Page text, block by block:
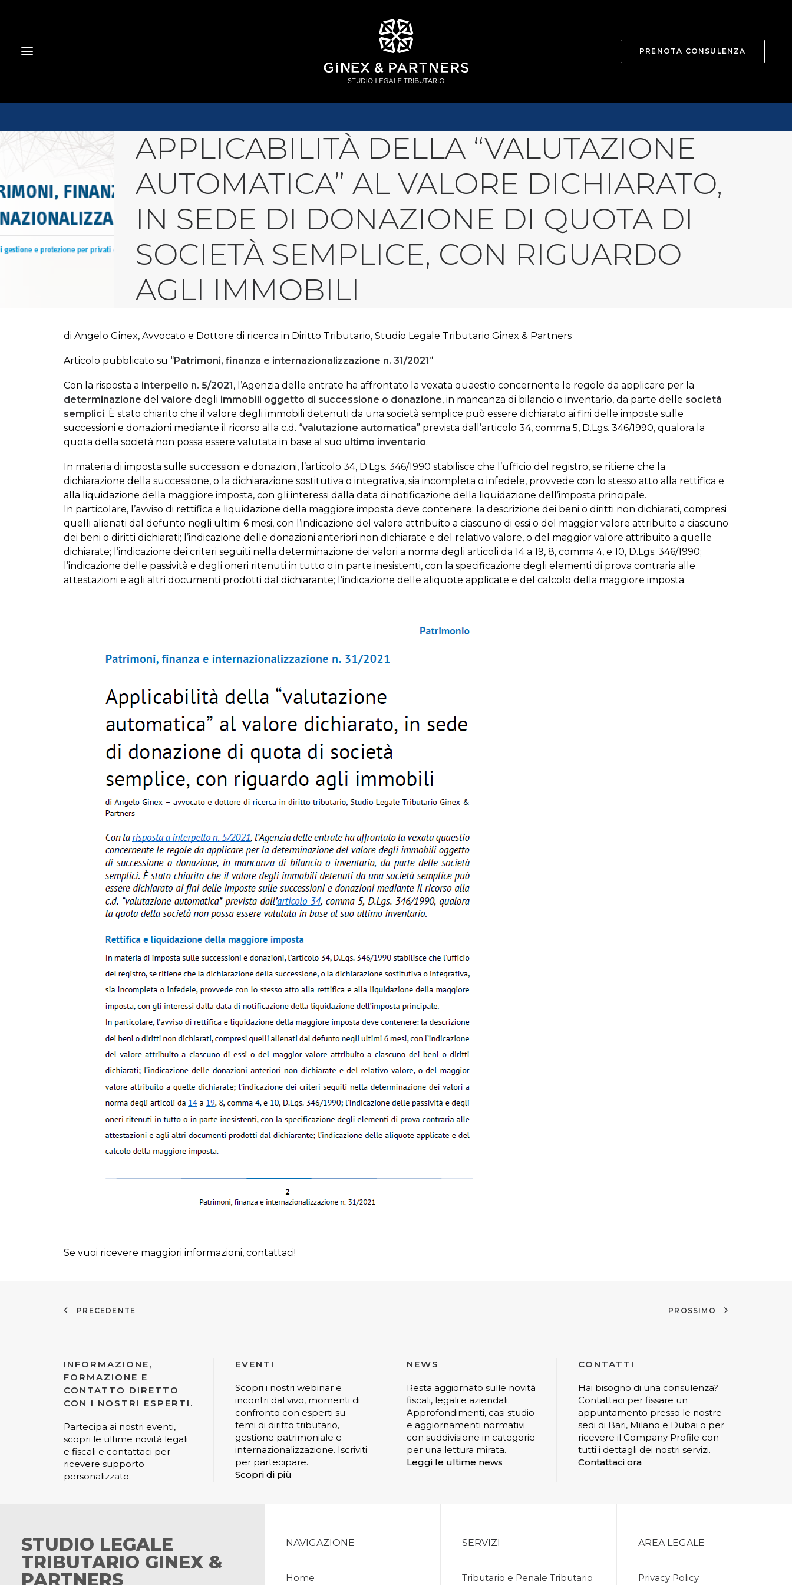
PRENOTA CONSULENZA
APPLICABILITÀ DELLA “VALUTAZIONE
AUTOMATICA” AL VALORE DICHIARATO,
IN SEDE DI DONAZIONE DI QUOTA DI
SOCIETÀ SEMPLICE, CON RIGUARDO
AGLI IMMOBILI
di Angelo Ginex, Avvocato e Dottore di ricerca in Diritto Tributario, Studio Legale Tributario Ginex & Partners
Articolo pubblicato su “Patrimoni, finanza e internazionalizzazione n. 31/2021“
Con la risposta a interpello n. 5/2021, l’Agenzia delle entrate ha affrontato la vexata quaestio concernente le regole da applicare per la
determinazione del valore degli immobili oggetto di successione o donazione, in mancanza di bilancio o inventario, da parte delle società
semplici. È stato chiarito che il valore degli immobili detenuti da una società semplice può essere dichiarato ai fini delle imposte sulle
successioni e donazioni mediante il ricorso alla c.d. “valutazione automatica” prevista dall’articolo 34, comma 5, D.Lgs. 346/1990, qualora la
quota della società non possa essere valutata in base al suo ultimo inventario.
In materia di imposta sulle successioni e donazioni, l’articolo 34, D.Lgs. 346/1990 stabilisce che l’ufficio del registro, se ritiene che la
dichiarazione della successione, o la dichiarazione sostitutiva o integrativa, sia incompleta o infedele, provvede con lo stesso atto alla rettifica e
alla liquidazione della maggiore imposta, con gli interessi dalla data di notificazione della liquidazione dell’imposta principale.
In particolare, l’avviso di rettifica e liquidazione della maggiore imposta deve contenere: la descrizione dei beni o diritti non dichiarati, compresi
quelli alienati dal defunto negli ultimi 6 mesi, con l’indicazione del valore attribuito a ciascuno di essi o del maggior valore attribuito a ciascuno
dei beni o diritti dichiarati; l’indicazione delle donazioni anteriori non dichiarate e del relativo valore, o del maggior valore attribuito a quelle
dichiarate; l’indicazione dei criteri seguiti nella determinazione dei valori a norma degli articoli da 14 a 19, 8, comma 4, e 10, D.Lgs. 346/1990;
l’indicazione delle passività e degli oneri ritenuti in tutto o in parte inesistenti, con la specificazione degli elementi di prova contraria alle
attestazioni e agli altri documenti prodotti dal dichiarante; l’indicazione delle aliquote applicate e del calcolo della maggiore imposta.
Se vuoi ricevere maggiori informazioni, contattaci!
PRECEDENTE PROSSIMO
INFORMAZIONE,
FORMAZIONE E
CONTATTO DIRETTO
CON I NOSTRI ESPERTI.
Partecipa ai nostri eventi,
scopri le ultime novità legali
e fiscali e contattaci per
ricevere supporto
personalizzato.
EVENTI
Scopri i nostri webinar e
incontri dal vivo, momenti di
confronto con esperti su
temi di diritto tributario,
gestione patrimoniale e
internazionalizzazione. Iscriviti
per partecipare.
Scopri di più
NEWS
Resta aggiornato sulle novità
fiscali, legali e aziendali.
Approfondimenti, casi studio
e aggiornamenti normativi
con suddivisione in categorie
per una lettura mirata.
Leggi le ultime news
CONTATTI
Hai bisogno di una consulenza?
Contattaci per fissare un
appuntamento presso le nostre
sedi di Bari, Milano e Dubai o per
ricevere il Company Profile con
tutti i dettagli dei nostri servizi.
Contattaci ora
STUDIO LEGALE
TRIBUTARIO GINEX &
PARTNERS
NAVIGAZIONE
Home
SERVIZI
Tributario e Penale Tributario
AREA LEGALE
Privacy Policy